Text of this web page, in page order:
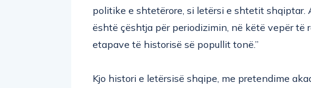
politike e shtetërore, si letërsi e shtetit shqiptar.
është çështja për periodizimin, në këtë vepër të
etapave të historisë së popullit tonë.”
Kjo histori e letërsisë shqipe, me pretendime